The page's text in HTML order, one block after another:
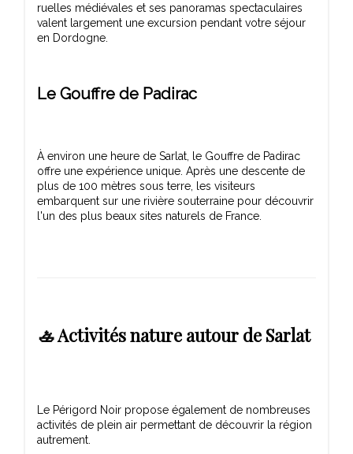
ruelles médiévales et ses panoramas spectaculaires
valent largement une excursion pendant votre séjour
Le Gouffre de Padirac
À environ une heure de Sarlat, le Gouffre de Padirac
offre une expérience unique. Après une descente de
plus de 100 mètres sous terre, les visiteurs
embarquent sur une rivière souterraine pour découvrir
🚣 Activités nature autour de Sarlat
Le Périgord Noir propose également de nombreuses
activités de plein air permettant de découvrir la région